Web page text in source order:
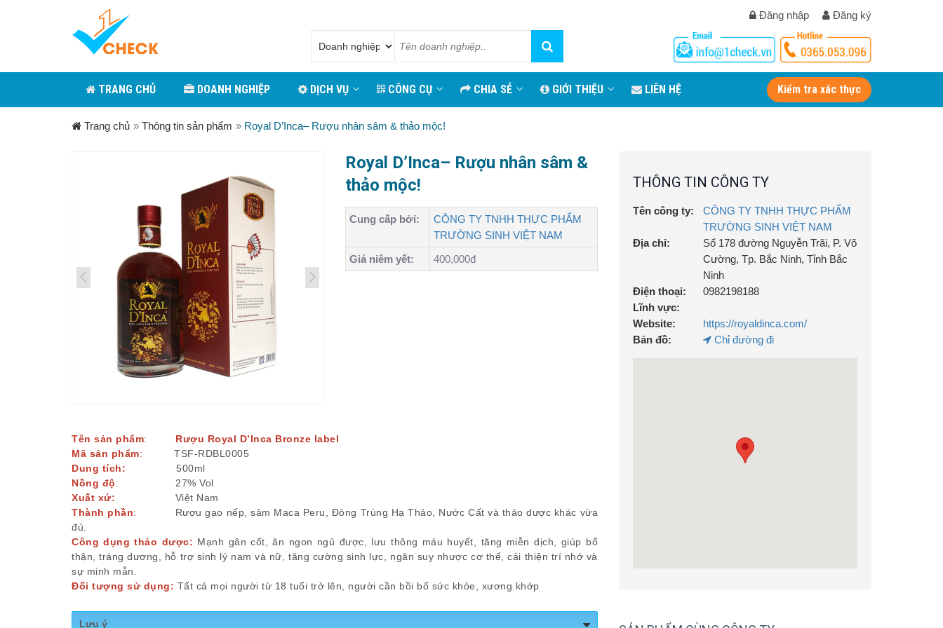
Đăng nhập Đăng ký
TRANG CHỦ DOANH NGHIỆP DỊCH VỤ CÔNG CỤ CHIA SẺ GIỚI THIỆU LIÊN HỆ Kiểm tra xác thực
Trang chủ » Thông tin sản phẩm » Royal D’Inca– Rượu nhân sâm & thảo mộc!
Royal D’Inca– Rượu nhân sâm &
thảo mộc!
Cung cấp bởi:
CÔNG TY TNHH THỰC PHẨM
TRƯỜNG SINH VIỆT NAM
Giá niêm yết:
400,000đ
Tên sản phẩm: Rượu Royal D’Inca Bronze label
Mã sản phẩm: TSF-RDBL0005
Dung tích:
500ml
Nồng độ:
27% Vol
Xuất xứ:
Việt Nam
Thành phần:
Rượu gạo nếp, sâm Maca Peru, Đông Trùng Hạ Thảo, Nước Cất và thảo dược khác vừa
đủ.
Công dụng thảo dược: Mạnh gân cốt, ăn ngon ngủ được, lưu thông máu huyết, tăng miễn dịch, giúp bổ
thận, tráng dương, hỗ trợ sinh lý nam và nữ, tăng cường sinh lực, ngăn suy nhược cơ thể, cải thiện trí nhớ và
sự minh mẫn.
Đối tượng sử dụng: Tất cả mọi người từ 18 tuổi trở lên, người cần bồi bổ sức khỏe, xương khớp
Lưu ý
THÔNG TIN CÔNG TY
Tên công ty:
CÔNG TY TNHH THỰC PHẨM
TRƯỜNG SINH VIỆT NAM
Địa chỉ:
Số 178 đường Nguyễn Trãi, P. Võ
Cường, Tp. Bắc Ninh, Tỉnh Bắc
Ninh
Điện thoại:
0982198188
Lĩnh vực:
Website:
https://royaldinca.com/
Bản đồ:
Chỉ đường đi